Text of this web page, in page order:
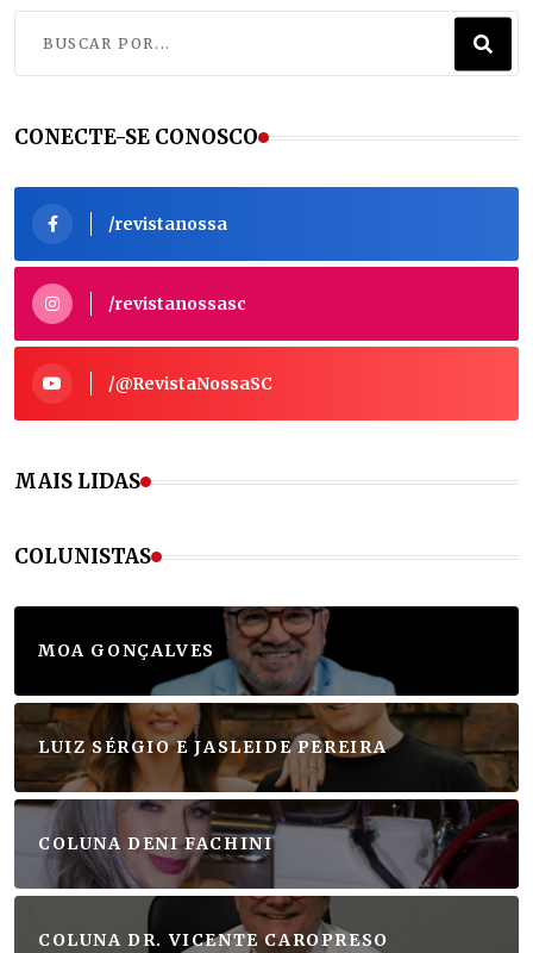
CONECTE-SE CONOSCO
/revistanossa
/revistanossasc
/@RevistaNossaSC
MAIS LIDAS
COLUNISTAS
MOA GONÇALVES
LUIZ SÉRGIO E JASLEIDE PEREIRA
COLUNA DENI FACHINI
COLUNA DR. VICENTE CAROPRESO